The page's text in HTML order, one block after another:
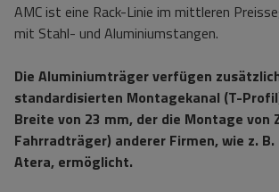
AMC ist eine Rack-Linie im mittleren
mit Stahl- und Aluminiumstangen.
Die Aluminiumträger verfügen
standardisierten Montagekanal (T-
Breite von 23 mm, der die Montage von
Fahrradträger) anderer Firmen, wie z.
Atera, ermöglicht.